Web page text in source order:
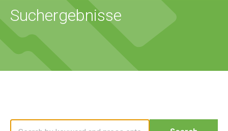
Suchergebnisse